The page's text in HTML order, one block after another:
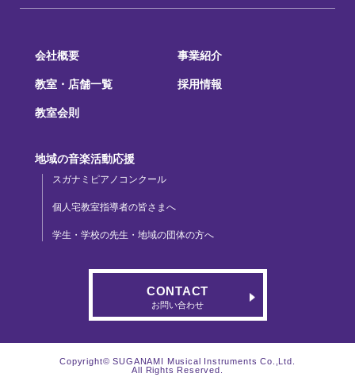
会社概要 事業紹介
教室・店舗一覧 採用情報
教室会則
地域の音楽活動応援
スガナミピアノコンクール
個人宅教室指導者の皆さまへ
学生・学校の先生・地域の団体の方へ
CONTACT
お問い合わせ
Copyright© SUGANAMI Musical Instruments Co.,Ltd.
All Rights Reserved.